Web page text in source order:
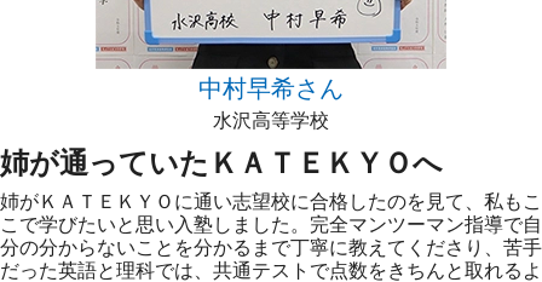
中村早希さん
水沢高等学校
姉が通っていたＫＡＴＥＫＹＯへ
姉がＫＡＴＥＫＹＯに通い志望校に合格したのを見て、私もこ
こで学びたいと思い入塾しました。完全マンツーマン指導で自
分の分からないことを分かるまで丁寧に教えてくださり、苦手
だった英語と理科では、共通テストで点数をきちんと取れるよ